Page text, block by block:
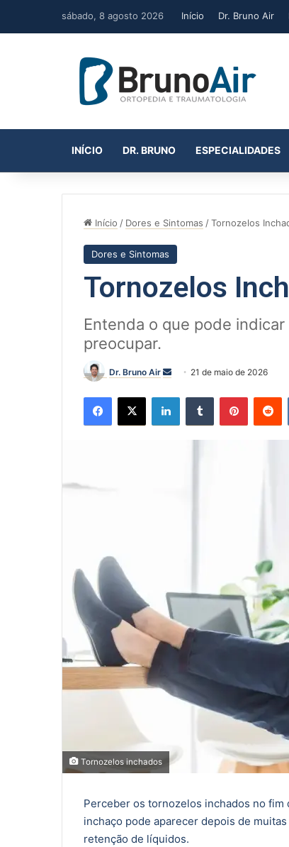
sábado, 8 agosto 2026 Início Dr. Bruno Air
INÍCIO DR. BRUNO ESPECIALIDADES
Início / Dores e Sintomas /Tornozelos
Dores e Sintomas
Tornozelos
Entenda o que pode
preocupar.
Dr. Bruno Air
Mande
mail
21 de maio de 2026
Facebook
X LinkedinTumblr Pinterest
Tornozelos inchados
Perceber os tornozelos inchados no fim
inchaço pode aparecer depois de
retenção de líquidos.